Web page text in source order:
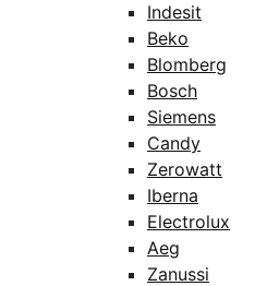
Indesit
Beko
Blomberg
Bosch
Siemens
Candy
Zerowatt
Iberna
Electrolux
Aeg
Zanussi